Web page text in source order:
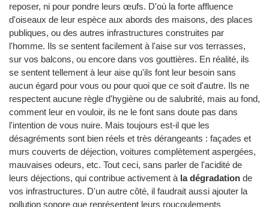
reposer, ni pour pondre leurs œufs. D'où la forte affluence
d'oiseaux de leur espèce aux abords des maisons, des places
publiques, ou des autres infrastructures construites par
l'homme. Ils se sentent facilement à l'aise sur vos terrasses,
sur vos balcons, ou encore dans vos gouttières. En réalité, ils
se sentent tellement à leur aise qu'ils font leur besoin sans
aucun égard pour vous ou pour quoi que ce soit d'autre. Ils ne
respectent aucune règle d'hygiène ou de salubrité, mais au fond,
comment leur en vouloir, ils ne le font sans doute pas dans
l'intention de vous nuire. Mais toujours est-il que les
désagréments sont bien réels et très dérangeants : façades et
murs couverts de déjection, voitures complètement aspergées,
mauvaises odeurs, etc. Tout ceci, sans parler de l'acidité de
leurs déjections, qui contribue activement à la dégradation de
vos infrastructures. D'un autre côté, il faudrait aussi ajouter la
pollution sonore que représentent leurs roucoulements